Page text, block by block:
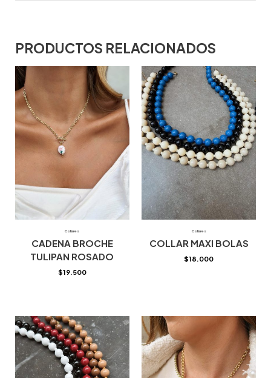
PRODUCTOS RELACIONADOS
Collares
CADENA BROCHE
TULIPAN ROSADO
$19.500
Collares
COLLAR MAXI BOLAS
$18.000